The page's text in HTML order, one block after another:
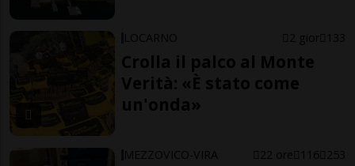
LOCARNO 2 gior 133
Crolla il palco al Monte
Verità: «È stato come
un'onda»
MEZZOVICO-VIRA 22 ore 116 253